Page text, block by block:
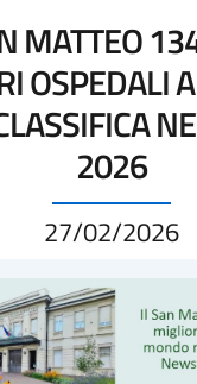
MATTEO
OSPEDALI
2026
27/02/2026